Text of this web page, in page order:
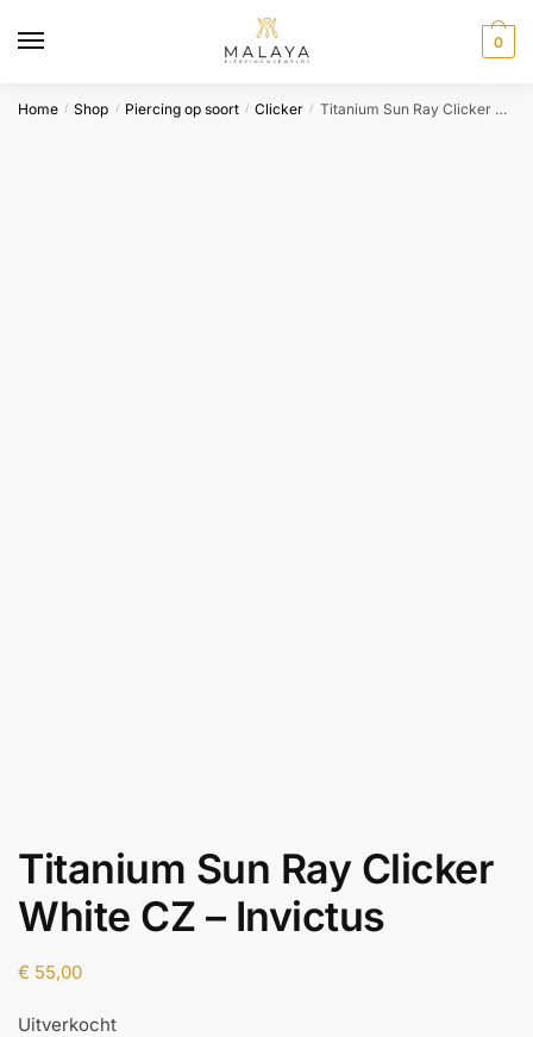
0
Home / Shop / Piercing op soort / Clicker / Titanium Sun Ray Clicker White CZ – Invictus
Titanium Sun Ray Clicker
White CZ – Invictus
€ 55,00
Uitverkocht